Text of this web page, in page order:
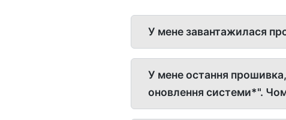
У мене завантажилася
У мене остання
оновлення системи*".